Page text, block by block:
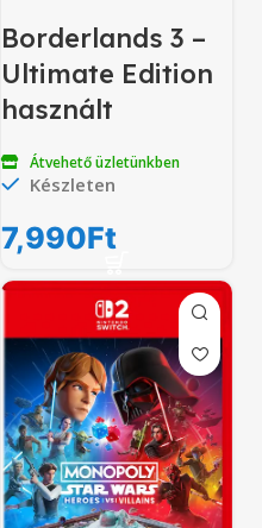
Borderlands 3 –
Ultimate Edition
használt
Átvehető üzletünkben
Készleten
7,990Ft